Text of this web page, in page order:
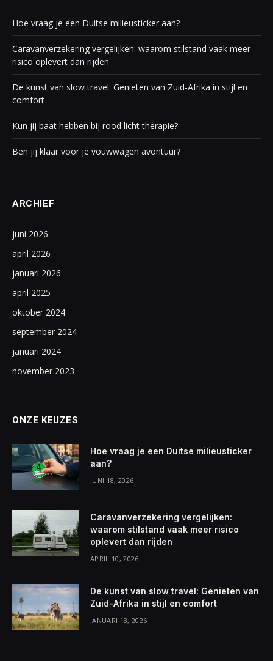
Hoe vraag je een Duitse milieusticker aan?
Caravanverzekering vergelijken: waarom stilstand vaak meer
risico oplevert dan rijden
De kunst van slow travel: Genieten van Zuid-Afrika in stijl en
comfort
Kun jij baat hebben bij rood licht therapie?
Ben jij klaar voor je vouwwagen avontuur?
ARCHIEF
juni 2026
april 2026
januari 2026
april 2025
oktober 2024
september 2024
januari 2024
november 2023
ONZE KEUZES
Hoe vraag je een Duitse milieusticker
aan?
JUNI 18, 2026
Caravanverzekering vergelijken:
waarom stilstand vaak meer risico
oplevert dan rijden
APRIL 10, 2026
De kunst van slow travel: Genieten van
Zuid-Afrika in stijl en comfort
JANUARI 13, 2026